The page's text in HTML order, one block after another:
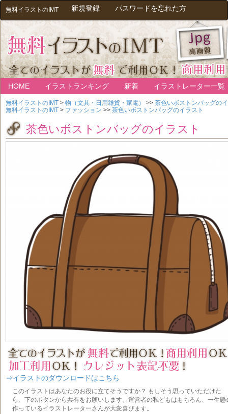
無料イラストのIMT 新規登録 パスワードを忘れた方
HOME イラストランキング 新着 イラストレーター一覧
無料イラストのIMT > 物（文具・日用雑貨・家電） >> 茶色いボストンバッグの
無料イラストのIMT > ファッション >> 茶色いボストンバッグのイラスト
茶色いボストンバッグのイラスト
⇒イラストのダウンロードはこちら